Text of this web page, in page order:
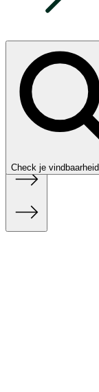
Nederlands
Nederlands ✓ English
Check je vindbaarheid